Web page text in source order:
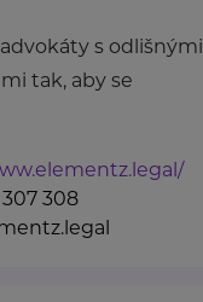
s odlišnými
tak, aby se
308